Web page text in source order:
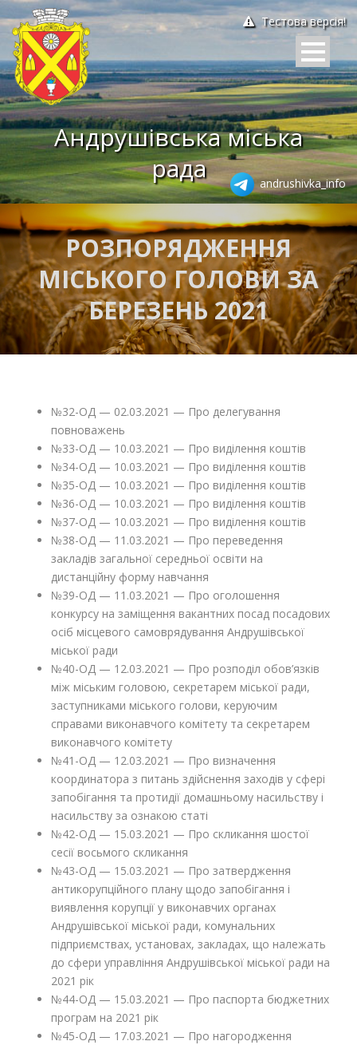
Тестова версія!
Андрушівська міська
рада
andrushivka_info
РОЗПОРЯДЖЕННЯ
МІСЬКОГО ГОЛОВИ ЗА
БЕРЕЗЕНЬ 2021
№32-ОД — 02.03.2021 — Про делегування
повноважень
№33-ОД — 10.03.2021 — Про виділення коштів
№34-ОД — 10.03.2021 — Про виділення коштів
№35-ОД — 10.03.2021 — Про виділення коштів
№36-ОД — 10.03.2021 — Про виділення коштів
№37-ОД — 10.03.2021 — Про виділення коштів
№38-ОД — 11.03.2021 — Про переведення
закладів загальної середньої освіти на
дистанційну форму навчання
№39-ОД — 11.03.2021 — Про оголошення
конкурсу на заміщення вакантних посад посадових
осіб місцевого самоврядування Андрушівської
міської ради
№40-ОД — 12.03.2021 — Про розподіл обов’язків
між міським головою, секретарем міської ради,
заступниками міського голови, керуючим
справами виконавчого комітету та секретарем
виконавчого комітету
№41-ОД — 12.03.2021 — Про визначення
координатора з питань здійснення заходів у сфері
запобігання та протидії домашньому насильству і
насильству за ознакою статі
№42-ОД — 15.03.2021 — Про скликання шостої
сесії восьмого скликання
№43-ОД — 15.03.2021 — Про затвердження
антикорупційного плану щодо запобігання і
виявлення корупції у виконавчих органах
Андрушівської міської ради, комунальних
підприємствах, установах, закладах, що належать
до сфери управління Андрушівської міської ради на
2021 рік
№44-ОД — 15.03.2021 — Про паспорта бюджетних
програм на 2021 рік
№45-ОД — 17.03.2021 — Про нагородження